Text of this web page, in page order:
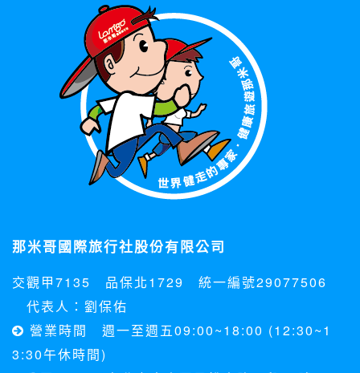
設備的 IP 位址、使用時間、使用的瀏覽器、瀏覽及點選資料記
錄等，做為我們增進網站服務的參考依據，此記錄為內部應
用，決不對外公布。
為提供精確的服務，我們會將收集的問卷調查內容進行統計與
分析，分析結果之統計數據或說明文字呈現，除供內部研究
外，我們會視需要公佈統計數據及說明文字，但不涉及特定個
人之資料。
除非取得您的同意或其他法令之特別規定，本網站絕不會將您
的個人資料揭露予第三人或使用於蒐集目的以外之其他用途。
在您於本網站註冊帳號、使用本網站相關產品、服務、活動或
贈獎時，本網站會收集您的個人識別資料，本網站也可以從商
業夥伴處取得個人資料。
當客戶在本網站註冊時，我們會取得您的姓名、電話、住址、
料。註冊時，本網站取得您的姓名、電話、住址、身份證字
成功，並登入使用我們的服務後，本網站即取得您的資料。
其他除了上述，會保留您在上網瀏覽或查詢時，伺服器自行產
生的相關記錄，包括您使用連線設備的 IP 位址、使用時間、使
用的瀏覽器、瀏覽及點選資料紀錄等。本網站會對個別連線者
的瀏覽器予以標示，歸納使用者瀏覽器在本網站內部所瀏覽的
網頁，除非您願意告知您的個人資料，否則本網站不會也無法
那米哥國際旅行社股份有限公司
交觀甲7135 品保北1729 統一編號29077506
代表人：劉保佑
營業時間 週一至週五09:00~18:00 (12:30~1
3:30午休時間)